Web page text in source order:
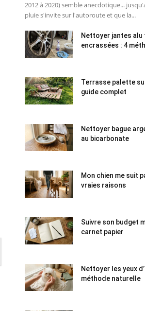
2012 à 2020) semble anecdotique...
pluie s'invite sur l'autoroute et que la...
Nettoyer jantes alu
encrassées : 4
Terrasse palette
guide complet
Nettoyer bague
au bicarbonate
Mon chien me suit
vraies raisons
Suivre son budget
carnet papier
Nettoyer les yeux
méthode naturelle